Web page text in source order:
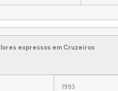
expressos em Cruzeiros
1993